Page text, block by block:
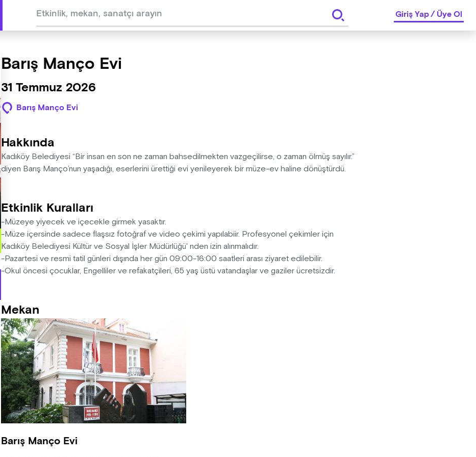
Giriş Yap/Üye Ol
Barış Manço Evi
31 Temmuz 2026
Barış Manço Evi
Hakkında
Kadıköy Belediyesi “Bir insan en son ne zaman bahsedilmekten vazgeçilirse, o zaman ölmüş sayılır.”
diyen Barış Manço’nun yaşadığı, eserlerini ürettiği evi yenileyerek bir müze-ev haline dönüştürdü.
Etkinlik Kuralları
-Müzeye yiyecek ve içecekle girmek yasaktır.
-Müze içersinde sadece flaşsız fotoğraf ve video çekimi yapılabiir. Profesyonel çekimler için
Kadıköy Belediyesi Kültür ve Sosyal İşler Müdürlüğü' nden izin alınmalıdır.
-Pazartesi ve resmi tatil günleri dışında her gün 09:00-16:00 saatleri arası ziyaret edilebilir.
-Okul öncesi çocuklar, Engelliler ve refakatçileri, 65 yaş üstü vatandaşlar ve gaziler ücretsizdir.
Mekan
Barış Manço Evi